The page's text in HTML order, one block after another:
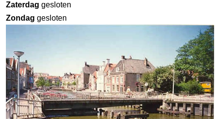
Zaterdag gesloten
Zondag gesloten